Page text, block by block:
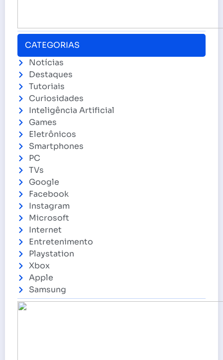
CATEGORIAS
Notícias
Destaques
Tutoriais
Curiosidades
Inteligência Artificial
Games
Eletrônicos
Smartphones
PC
TVs
Google
Facebook
Instagram
Microsoft
Internet
Entretenimento
Playstation
Xbox
Apple
Samsung